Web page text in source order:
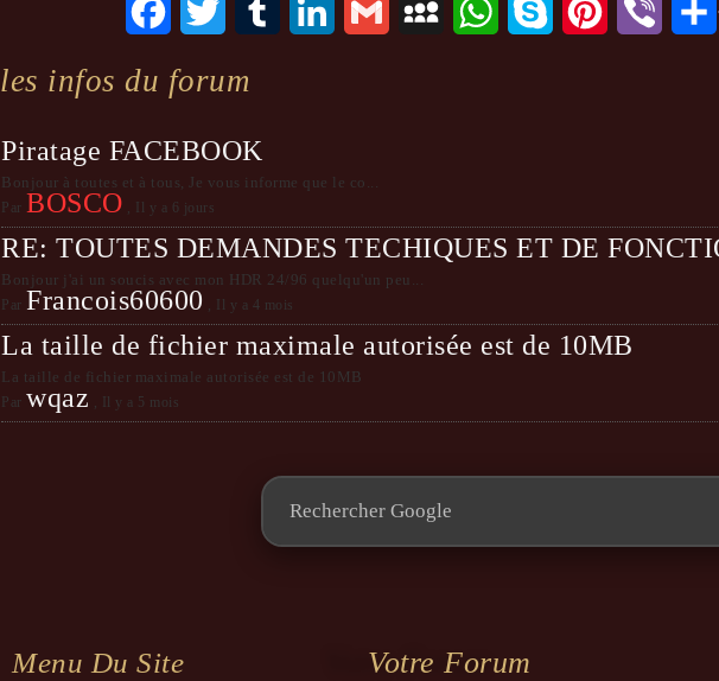
FacebookTwitter Tumblr LinkedInGmail MySpaceWhatsAppSkype Pinterest Viber
les infos du forum
Piratage FACEBOOK
Bonjour à toutes et à tous, Je vous informe que le co...
Par BOSCO , Il y a 6 jours
RE: TOUTES DEMANDES TECHIQUES ET DE
Bonjour j'ai un soucis avec mon HDR 24/96 quelqu'un peu...
Par Francois60600 , Il y a 4 mois
La taille de fichier maximale autorisée est de 10MB
La taille de fichier maximale autorisée est de 10MB
Par wqaz , Il y a 5 mois
Menu Du Site Votre Forum